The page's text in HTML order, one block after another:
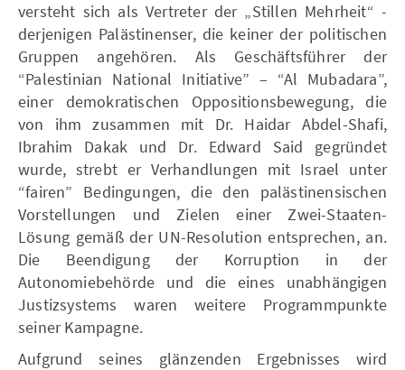
versteht sich als Vertreter der „Stillen Mehrheit“ -
derjenigen Palästinenser, die keiner der politischen
Gruppen angehören. Als Geschäftsführer der
“Palestinian National Initiative” – “Al Mubadara”,
einer demokratischen Oppositionsbewegung, die
von ihm zusammen mit Dr. Haidar Abdel-Shafi,
Ibrahim Dakak und Dr. Edward Said gegründet
wurde, strebt er Verhandlungen mit Israel unter
“fairen” Bedingungen, die den palästinensischen
Vorstellungen und Zielen einer Zwei-Staaten-
Lösung gemäß der UN-Resolution entsprechen, an.
Die Beendigung der Korruption in der
Autonomiebehörde und die eines unabhängigen
Justizsystems waren weitere Programmpunkte
seiner Kampagne.
Aufgrund seines glänzenden Ergebnisses wird